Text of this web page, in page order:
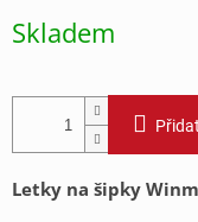
Skladem
Letky na šipky